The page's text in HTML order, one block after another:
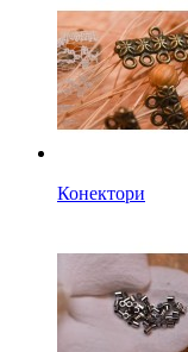
Конектори